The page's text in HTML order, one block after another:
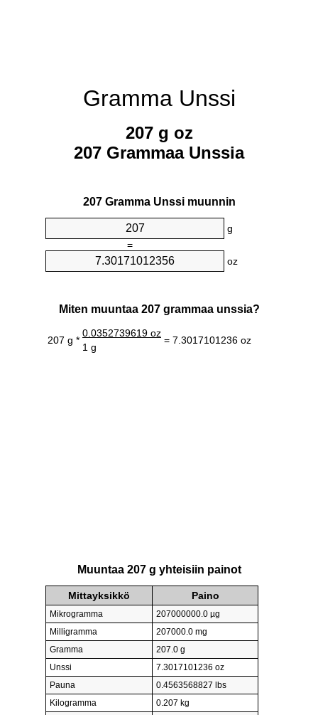
Gramma Unssi
207 g oz
207 Grammaa Unssia
207 Gramma Unssi muunnin
g
=
oz
Miten muuntaa 207 grammaa unssia?
207 g *
0.0352739619 oz
= 7.3017101236 oz
1 g
Muuntaa 207 g yhteisiin painot
Mittayksikkö Paino
Mikrogramma
207000000.0 µg
Milligramma
207000.0 mg
Gramma
207.0 g
Unssi
7.3017101236 oz
Pauna
0.4563568827 lbs
Kilogramma
0.207 kg